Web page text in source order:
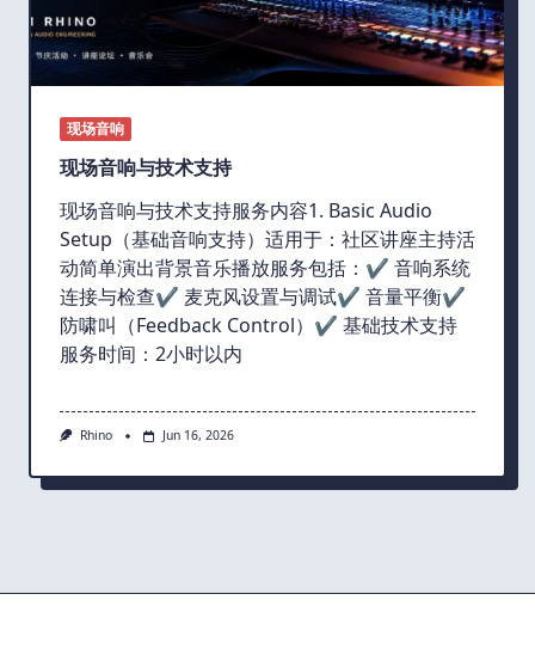
现场音响
现场音响与技术支持
现场音响与技术支持服务内容1. Basic Audio
Setup（基础音响支持）适用于：社区讲座主持活
动简单演出背景音乐播放服务包括：✔ 音响系统
连接与检查✔ 麦克风设置与调试✔ 音量平衡✔
防啸叫（Feedback Control）✔ 基础技术支持
服务时间：2小时以内
Rhino Jun 16, 2026